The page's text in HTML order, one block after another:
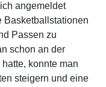
angemeldet
Basketballstationen
Passen zu
schon an der
konnte man
steigern und eine